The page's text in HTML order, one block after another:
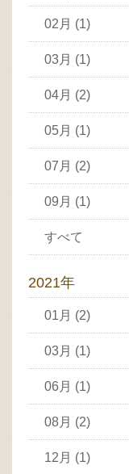
02月 (1)
03月 (1)
04月 (2)
05月 (1)
07月 (2)
09月 (1)
すべて
2021年
01月 (2)
03月 (1)
06月 (1)
08月 (2)
12月 (1)